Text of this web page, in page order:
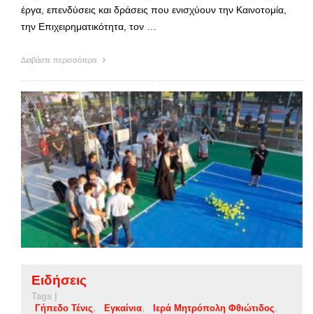
έργα, επενδύσεις και δράσεις που ενισχύουν την Καινοτομία,
την Επιχειρηματικότητα, τον …
Διαβάστε περισσότερα
Ειδήσεις
Tags |
Γήπεδο Τένις
Εγκαίνια
Ιερά Μητρόπολη Φθιώτιδος